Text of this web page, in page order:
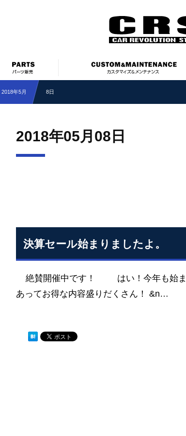
2018年5月 8日
2018年05月08日
決算セール始まりましたよ。
絶賛開催中です！ はい！今年も始ま
あってお得な内容盛りだくさん！ &n…